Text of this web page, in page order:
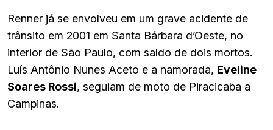
Renner já se envolveu em um grave acidente de
trânsito em 2001 em Santa Bárbara d’Oeste, no
interior de São Paulo, com saldo de dois mortos.
Luís Antônio Nunes Aceto e a namorada, Eveline
Soares Rossi, seguiam de moto de Piracicaba a
Campinas.